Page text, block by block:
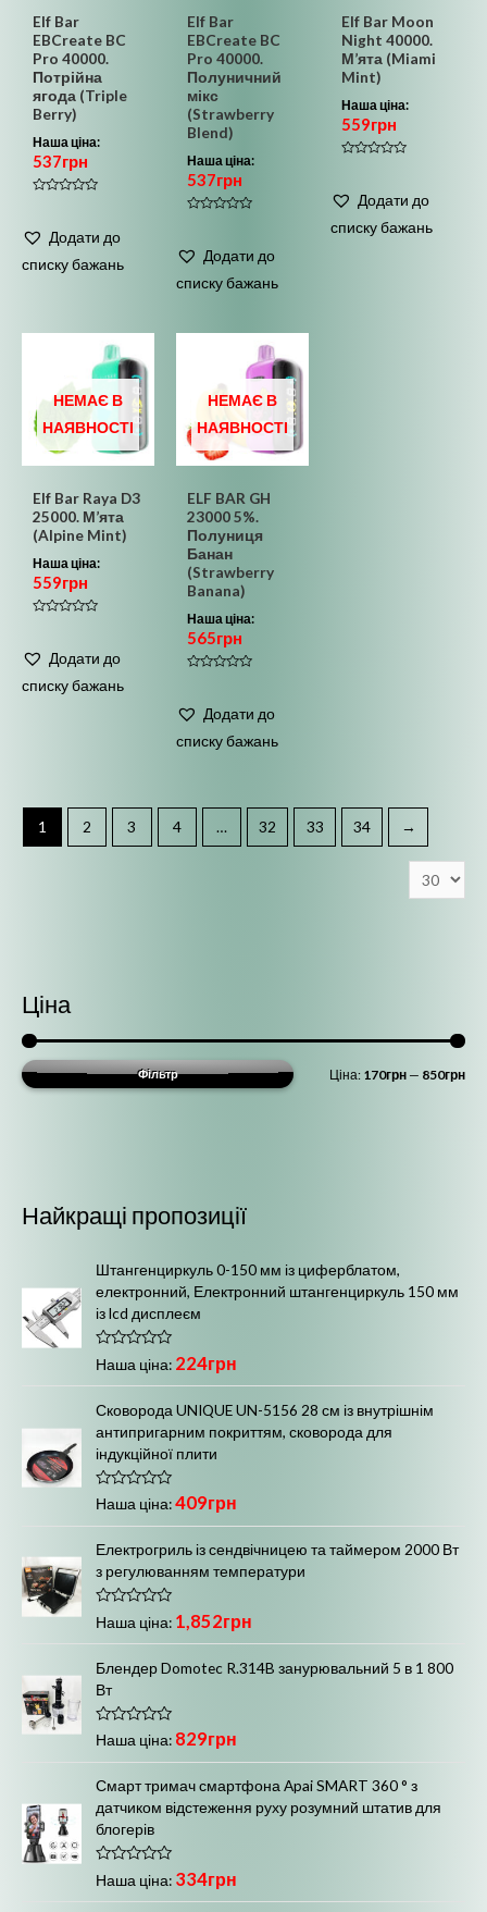
Ціна
МН
Фільтр Ціна: 170грн — 850грн
Найкращі пропозиції
Штангенциркуль 0-150 мм із циферблатом,
електронний, Електронний штангенциркуль 150 мм
із lcd дисплеєм
О
ц
і
е
н
в
0
з
5
Наша ціна: 224грн
Сковорода UNIQUE UN-5156 28 см із внутрішнім
антипригарним покриттям, сковорода для
індукційної плити
О
ц
і
н
е
н
в
з
5
Наша ціна:409грн
Електрогриль із сендвічницею та таймером 2000 Вт
з регулюванням температури
О
ц
і
е
н
в
з
Наша ціна: 1,852грн
Блендер Domotec R.314B занурювальний 5 в 1 800
Вт
О
ц
і
н
е
н
о
в
0
з
5
Наша ціна: 829грн
Смарт тримач смартфона Apai SMART 360 ° з
датчиком відстеження руху розумний штатив для
блогерів
О
ц
і
Наша ціна: 334грн
Elf Bar
EBCreate BC
Pro 40000.
Потрійна
ягода (Triple
Berry)
Наша ціна:
537грн
з
Додати до
списку бажань
Elf Bar
EBCreate BC
Pro 40000.
Полуничний
мікс
(Strawberry
Blend)
Наша ціна:
537грн
з
Додати до
списку бажань
Elf Bar Moon
Night 40000.
М’ята (Miami
Mint)
Наша ціна:
559грн
з
Додати до
списку бажань
НЕМАЄ В
НАЯВНОСТІ
Elf Bar Raya D3
25000. М’ята
(Alpine Mint)
Наша ціна:
559грн
з
Додати до
списку бажань
НЕМАЄ В
НАЯВНОСТІ
ELF BAR GH
23000 5%.
Полуниця
Банан
(Strawberry
Banana)
Наша ціна:
565грн
з
Додати до
списку бажань
1 2 3 4 … 32 33 34 →